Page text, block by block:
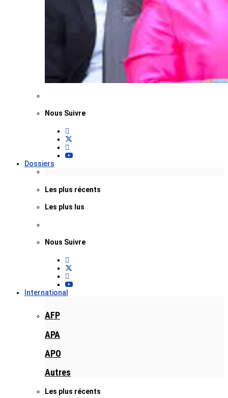
Nous Suivre
Dossiers
Les plus récents
Les plus lus
Nous Suivre
International
AFP
APA
APO
Autres
Les plus récents